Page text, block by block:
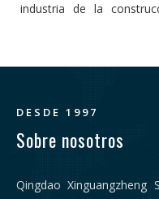
industria de la
sostenibilidad.
DESDE 1997
Sobre nosotros
Qingdao